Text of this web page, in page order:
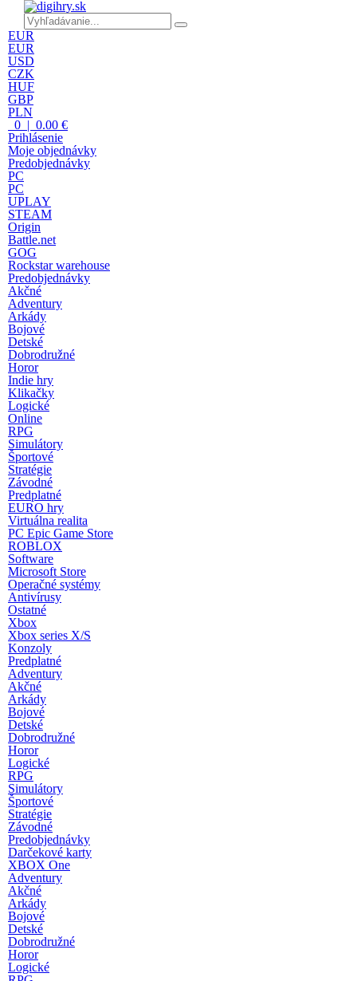
EUR
EUR
USD
CZK
HUF
GBP
PLN
0 | 0.00 €
Prihlásenie
Moje objednávky
Predobjednávky
PC
PC
UPLAY
STEAM
Origin
Battle.net
GOG
Rockstar warehouse
Predobjednávky
Akčné
Adventury
Arkády
Bojové
Detské
Dobrodružné
Horor
Indie hry
Klikačky
Logické
Online
RPG
Simulátory
Športové
Stratégie
Závodné
Predplatné
EURO hry
Virtuálna realita
PC Epic Game Store
ROBLOX
Software
Microsoft Store
Operačné systémy
Antivírusy
Ostatné
Xbox
Xbox series X/S
Konzoly
Predplatné
Adventury
Akčné
Arkády
Bojové
Detské
Dobrodružné
Horor
Logické
RPG
Simulátory
Športové
Stratégie
Závodné
Predobjednávky
Darčekové karty
XBOX One
Adventury
Akčné
Arkády
Bojové
Detské
Dobrodružné
Horor
Logické